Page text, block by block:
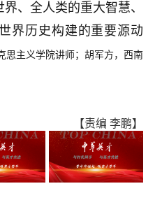
、全人类的重大智慧、
界历史构建的重要源动
思主义学院讲师；胡军方，西南
【责编 李鹏】